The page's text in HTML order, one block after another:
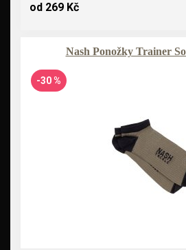
od 269 Kč
Nash Ponožky Trainer
-30 %